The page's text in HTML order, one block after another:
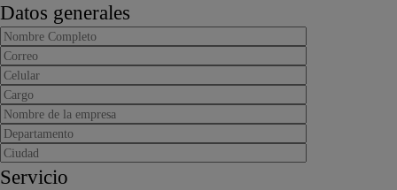
Datos generales
Servicio